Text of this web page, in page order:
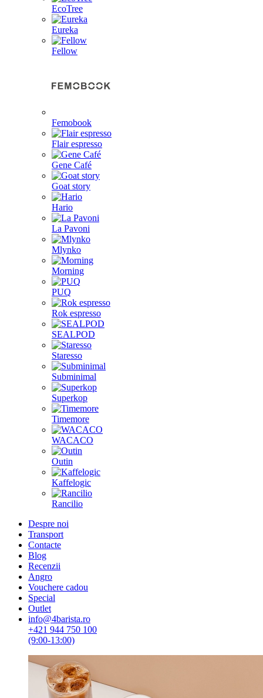
EcoTree
Eureka
Fellow
Femobook
Flair espresso
Gene Café
Goat story
Hario
La Pavoni
Mlynko
Morning
PUQ
Rok espresso
SEALPOD
Staresso
Subminimal
Superkop
Timemore
WACACO
Outin
Kaffelogic
Rancilio
Despre noi
Transport
Contacte
Blog
Recenzii
Angro
Vouchere cadou
Special
Outlet
info@4barista.ro
+421 944 750 100
(9:00-13:00)